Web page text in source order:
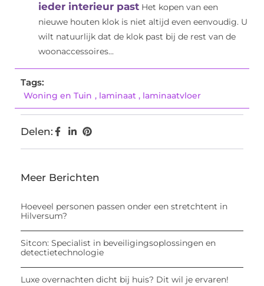
ieder interieur past Het kopen van een
nieuwe houten klok is niet altijd even eenvoudig. U
wilt natuurlijk dat de klok past bij de rest van de
woonaccessoires...
Tags:
Woning en Tuin , laminaat , laminaatvloer
Delen:
Meer Berichten
Hoeveel personen passen onder een stretchtent in
Hilversum?
Sitcon: Specialist in beveiligingsoplossingen en
detectietechnologie
Luxe overnachten dicht bij huis? Dit wil je ervaren!